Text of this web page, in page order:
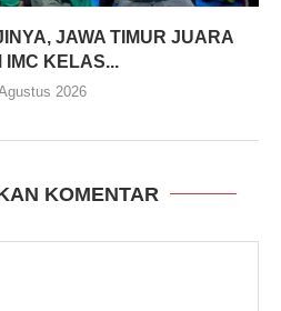
JAWA TIMUR JUARA
IMC KELAS...
2026
KOMENTAR